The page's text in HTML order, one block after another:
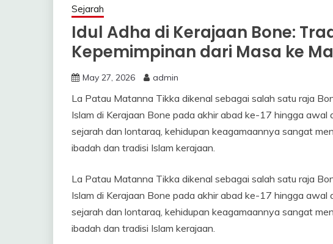
Sejarah
Idul Adha di Kerajaan Bone:
Kepemimpinan dari Masa ke
May 27, 2026 admin
La Patau Matanna Tikka dikenal sebagai salah satu raja
Islam di Kerajaan Bone pada akhir abad ke-17 hingga
sejarah dan lontaraq, kehidupan keagamaannya sangat
ibadah dan tradisi Islam kerajaan.
La Patau Matanna Tikka dikenal sebagai salah satu raja
Islam di Kerajaan Bone pada akhir abad ke-17 hingga
sejarah dan lontaraq, kehidupan keagamaannya sangat
ibadah dan tradisi Islam kerajaan.